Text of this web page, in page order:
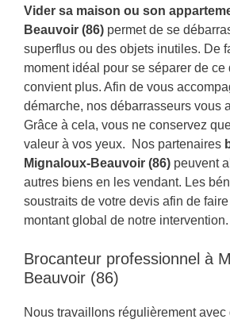
Vider sa maison ou son
Beauvoir (86) permet de se
superflus ou des objets inutiles. De
moment idéal pour se séparer de ce
convient plus. Afin de vous
démarche, nos débarrasseurs vous
Grâce à cela, vous ne conservez
valeur à vos yeux. Nos partenaires
Mignaloux-Beauvoir (86) peuvent
autres biens en les vendant. Les
soustraits de votre devis afin de
montant global de notre intervention.
Brocanteur professionnel à
Beauvoir (86)
Nous travaillons régulièrement avec